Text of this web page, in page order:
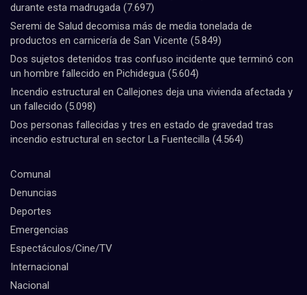
durante esta madrugada (7.697)
Seremi de Salud decomisa más de media tonelada de
productos en carnicería de San Vicente (5.849)
Dos sujetos detenidos tras confuso incidente que terminó con
un hombre fallecido en Pichidegua (5.604)
Incendio estructural en Callejones deja una vivienda afectada y
un fallecido (5.098)
Dos personas fallecidas y tres en estado de gravedad tras
incendio estructural en sector La Fuentecilla (4.564)
Comunal
Denuncias
Deportes
Emergencias
Espectáculos/Cine/TV
Internacional
Nacional